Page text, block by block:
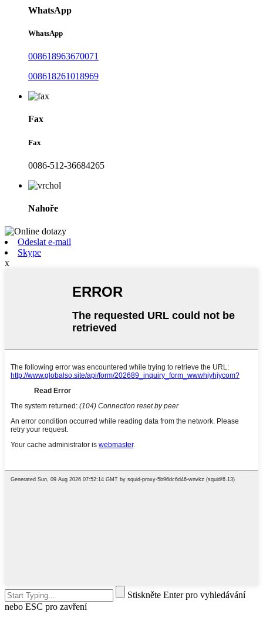
WhatsApp
WhatsApp
008618963670071
008618261018969
Fax
Fax
0086-512-36684265
Nahoře
Odeslat e-mail
Skype
x
Stiskněte Enter pro vyhledávání
nebo ESC pro zavření